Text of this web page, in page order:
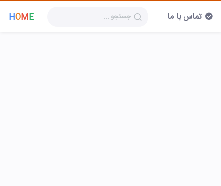
HOME تماس با ما